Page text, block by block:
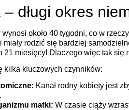
długi okres
wynosi około 40 tygodni, co w
rodzić się bardziej
21 miesięcy! Dlaczego więc tak się
kilka kluczowych czynników:
Kanał rodny kobiety jest
matki: W czasie ciąży